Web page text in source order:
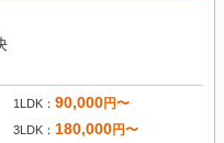
1LDK 90,000円〜
3LDK 180,000円〜